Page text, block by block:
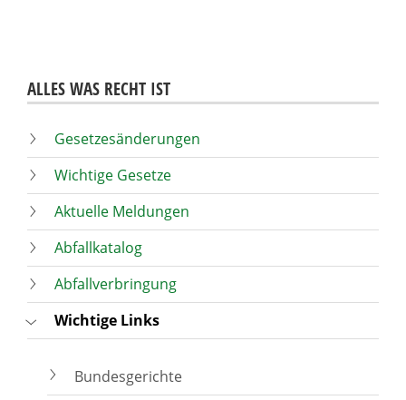
ALLES WAS RECHT IST
Gesetzesänderungen
Wichtige Gesetze
Aktuelle Meldungen
Abfallkatalog
Abfallverbringung
Wichtige Links
Bundesgerichte